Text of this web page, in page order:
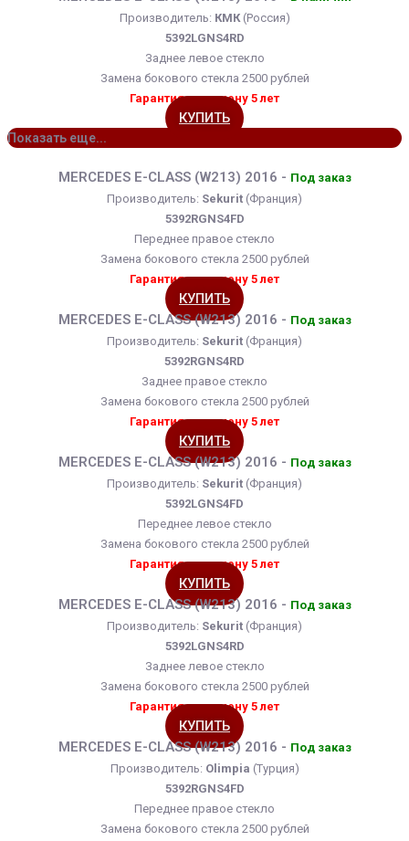
Производитель: КМК(Россия)
5392LGNS4RD
Заднее левое стекло
Замена бокового стекла 2500 рублей
Гарантия на замену 5 лет
КУПИТЬ
Показать еще...
MERCEDES E-CLASS (W213) 2016 - Под заказ
Производитель: Sekurit (Франция)
5392RGNS4FD
Переднее правое стекло
Замена бокового стекла 2500 рублей
Гарантия на замену 5 лет
КУПИТЬ
MERCEDES E-CLASS (W213) 2016 - Под заказ
Производитель: Sekurit (Франция)
5392RGNS4RD
Заднее правое стекло
Замена бокового стекла 2500 рублей
Гарантия на замену 5 лет
КУПИТЬ
MERCEDES E-CLASS (W213) 2016 - Под заказ
Производитель: Sekurit (Франция)
5392LGNS4FD
Переднее левое стекло
Замена бокового стекла 2500 рублей
Гарантия на замену 5 лет
КУПИТЬ
MERCEDES E-CLASS (W213) 2016 - Под заказ
Производитель: Sekurit (Франция)
5392LGNS4RD
Заднее левое стекло
Замена бокового стекла 2500 рублей
Гарантия на замену 5 лет
КУПИТЬ
MERCEDES E-CLASS (W213) 2016 - Под заказ
Производитель: Olimpia (Турция)
5392RGNS4FD
Переднее правое стекло
Замена бокового стекла 2500 рублей